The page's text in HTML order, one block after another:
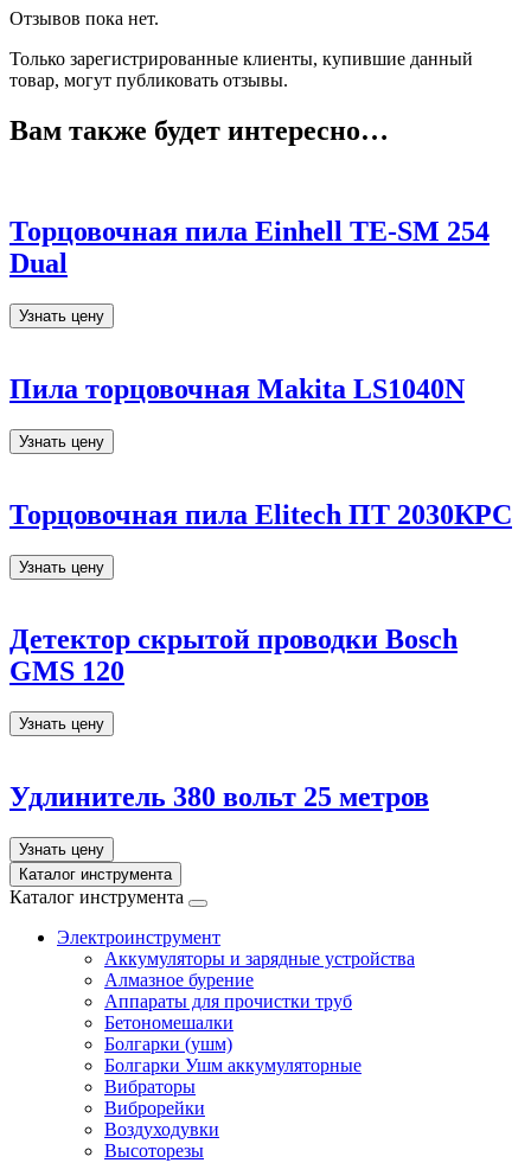
Отзывов пока нет.
Только зарегистрированные клиенты, купившие данный
товар, могут публиковать отзывы.
Вам также будет интересно…
Торцовочная пила Einhell TE-SM 254
Dual
Узнать цену
Пила торцовочная Makita LS1040N
Узнать цену
Торцовочная пила Elitech ПТ 2030КРС
Узнать цену
Детектор скрытой проводки Bosch
GMS 120
Узнать цену
Удлинитель 380 вольт 25 метров
Узнать цену
Каталог инструмента
Каталог инструмента
Электроинструмент
Аккумуляторы и зарядные устройства
Алмазное бурение
Аппараты для прочистки труб
Бетономешалки
Болгарки (ушм)
Болгарки Ушм аккумуляторные
Вибраторы
Виброрейки
Воздуходувки
Высоторезы